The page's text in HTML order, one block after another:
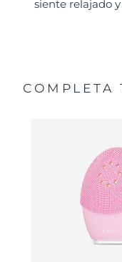
siente relajado
COMPLETA